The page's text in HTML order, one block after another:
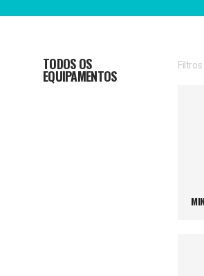
TODOS OS
EQUIPAMENTOS